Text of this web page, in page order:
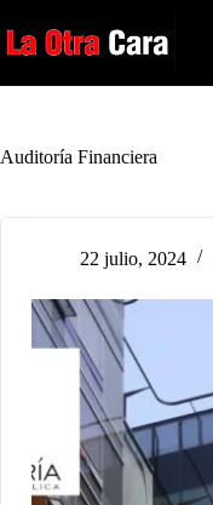
al
contenido
Auditoría Financiera
22 julio, 2024